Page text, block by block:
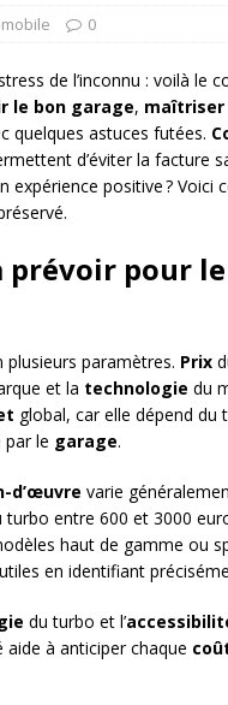
0
de l’inconnu : voilà le
le bon garage, maîtriser
quelques astuces futées.
d’éviter la facture
positive ? Voici
pour le
paramètres. Prix
et la technologie du
global, car elle dépend du
le garage.
d’œuvre varie
turbo entre 600 et 3000
haut de gamme ou
en identifiant
du turbo et l’
aide à anticiper chaque